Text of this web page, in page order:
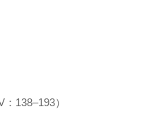
138–193）